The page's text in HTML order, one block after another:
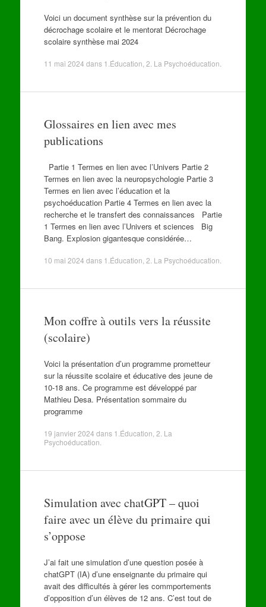
Voici un document synthèse sur la prévention du
décrochage scolaire et le mentorat Décrochage
scolaire synthèse mai 2024
11 mai 2024 dans 1.Éducation 2. La Psychoéducation
Glossaires en lien avec mes
publications
Partie 1 Termes en lien avec l’Univers Partie 2
Termes en lien avec la neuropsychologie Partie 3
Termes en lien avec l’éducation et la
psychoéducation Partie 4 Termes en lien avec la
recherche et le transfert des connaissances Partie
1 Termes en lien avec l’Univers et sciences Big
Bang. Explosion gigantesque considérée…
10 mai 2024 dans 1.Éducation 2. La Psychoéducation
Mon coffre à outils vers la réussite
(scolaire)
Voici la présentation d’un programme prometteur
sur la réussite scolaire et éducative des jeune de
10-18 ans. Ce programme est développé par
Mathieu Desa. Présentation sommaire du
programme
19 janvier 2024 dans 1.Éducation 2. La
Psychoéducation
Simulation avec chatGPT – quoi
faire avec un élève du primaire qui
s’oppose
J’ai fait une simulation d’une question posée à
chatGPT (IA) d’une enseignante du primaire qui
avait des difficultés à gérer les commportements
d’opposition d’un élèves de 12 ans. C’est tout de